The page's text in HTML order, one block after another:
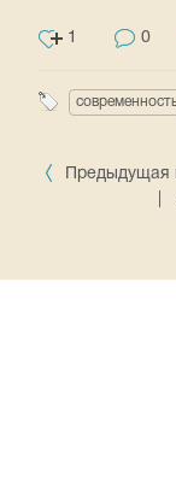
1 0
Предыдущая